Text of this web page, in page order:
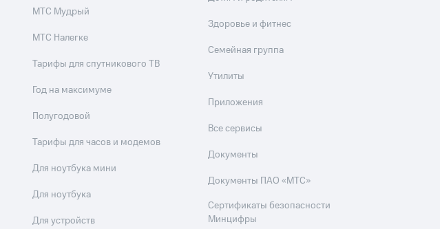
МТС Мудрый
МТС Налегке
Тарифы для спутникового ТВ
Год на максимуме
Полугодовой
Тарифы для часов и модемов
Для ноутбука мини
Для ноутбука
Для устройств
Здоровье и фитнес
Семейная группа
Утилиты
Приложения
Все сервисы
Документы
Документы ПАО «МТС»
Сертификаты безопасности
Минцифры